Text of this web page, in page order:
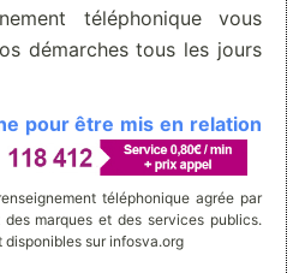
téléphonique vous
démarches tous les jours
pour être mis en relation
téléphonique agrée par
marques et des services publics.
sur infosva.org